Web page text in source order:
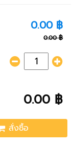
0.00 ฿
0.00 ฿
0.00 ฿
สั่งซื้อ